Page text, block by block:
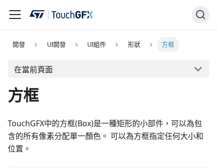
開發 UI開發 UI組件 形狀 方框
在當前頁面
方框
TouchGFX中的方框(Box)是一種矩形的小部件，可以為包
含的所有像素分配單一顏色。 可以為方框指定任何大小和
位置。